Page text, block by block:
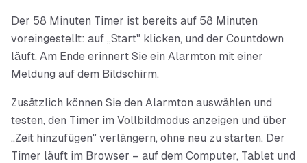
Der 58 Minuten Timer ist bereits auf 58 Minuten
voreingestellt: auf „Start" klicken, und der Countdown
läuft. Am Ende erinnert Sie ein Alarmton mit einer
Meldung auf dem Bildschirm.
Zusätzlich können Sie den Alarmton auswählen und
testen, den Timer im Vollbildmodus anzeigen und über
„Zeit hinzufügen" verlängern, ohne neu zu starten. Der
Timer läuft im Browser – auf dem Computer, Tablet und